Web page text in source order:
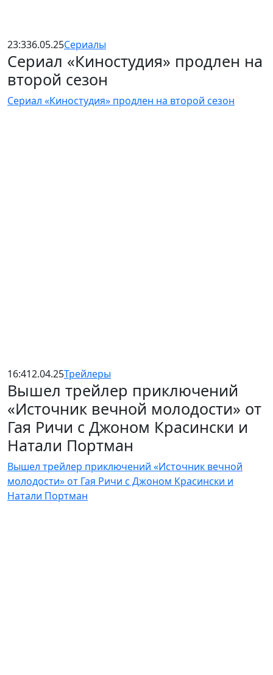
23:336.05.25Сериалы
Сериал «Киностудия» продлен на
второй сезон
Сериал «Киностудия» продлен на второй сезон
16:412.04.25Трейлеры
Вышел трейлер приключений
«Источник вечной молодости» от
Гая Ричи с Джоном Красински и
Натали Портман
Вышел трейлер приключений «Источник вечной
молодости» от Гая Ричи с Джоном Красински и
Натали Портман